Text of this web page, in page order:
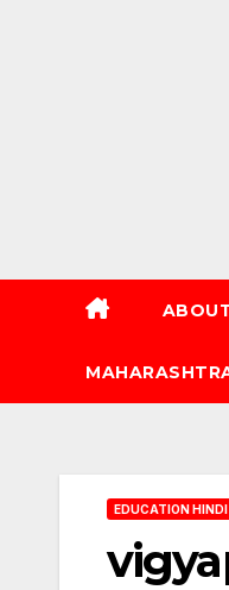
ABOUT
EDUCATION HINDI